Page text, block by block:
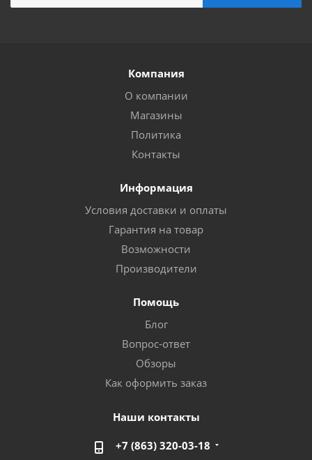
Компания
О компании
Магазины
Политика
Контакты
Информация
Условия доставки и оплаты
Гарантия на товар
Возможности
Производители
Помощь
Блог
Вопрос-ответ
Обзоры
Как оформить заказ
Наши контакты
+7 (863) 320-03-18